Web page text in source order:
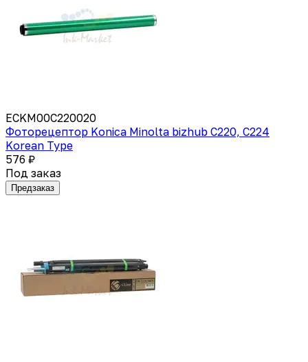
ECKM00C220020
Фоторецептор Konica Minolta bizhub C220, C224
Korean Type
576 ₽
Под заказ
Предзаказ